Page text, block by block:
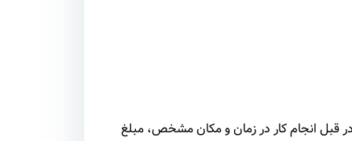
در قبل انجام کار در زمان و مکان مشخص، مبلغ